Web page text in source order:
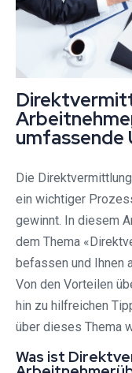
umfassende
Die
ein wichtiger
gewinnt. In diesem
dem Thema
befassen und Ihnen
Von den Vorteilen
hin zu hilfreichen
über dieses Thema
Was ist